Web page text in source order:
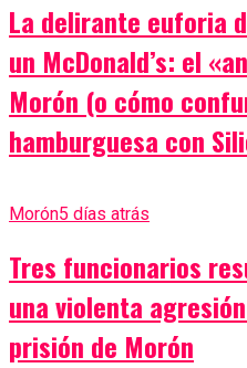
La delirante euforia
un McDonald’s: el
Morón (o cómo
hamburguesa con
Morón5 días atrás
Tres funcionarios
una violenta
prisión de Morón